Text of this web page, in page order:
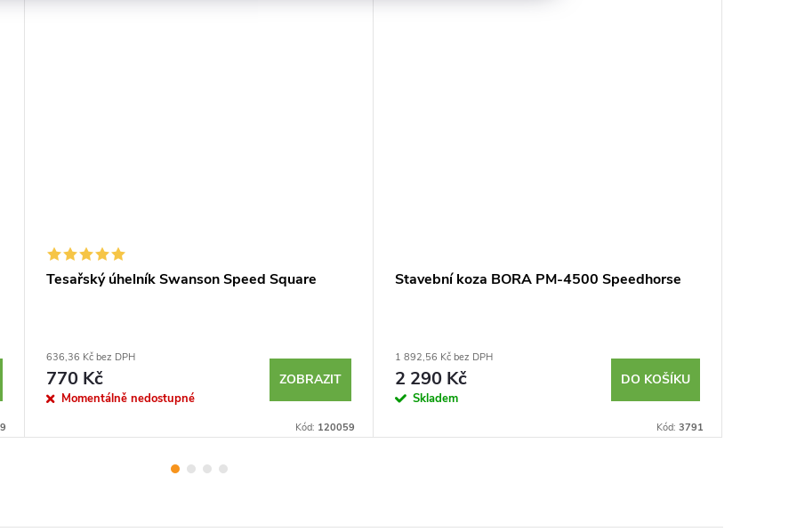
Tesařský úhelník Swanson Speed Square
636,36 Kč bez DPH
770 Kč
Momentálně nedostupné
ZOBRAZIT
Kód: 120059
Stavební koza BORA PM-4500 Speedhorse
1 892,56 Kč bez DPH
2 290 Kč
Skladem
DO KOŠÍKU
Kód: 3791